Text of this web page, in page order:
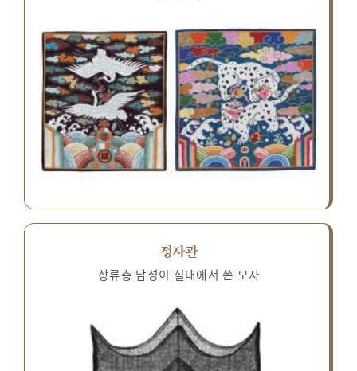
정자관
상류층 남성이 실내에서 쓴 모자